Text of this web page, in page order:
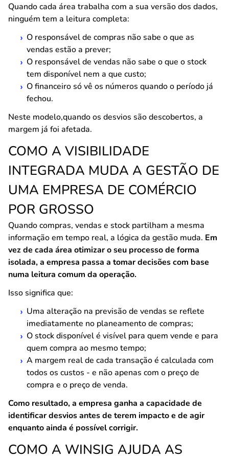
Quando cada área trabalha com a sua versão dos dados,
ninguém tem a leitura completa:
O responsável de compras não sabe o que as
vendas estão a prever;
O responsável de vendas não sabe o que o stock
tem disponível nem a que custo;
O financeiro só vê os números quando o período já
fechou.
Neste modelo,quando os desvios são descobertos, a
margem já foi afetada.
COMO A VISIBILIDADE
INTEGRADA MUDA A GESTÃO DE
UMA EMPRESA DE COMÉRCIO
POR GROSSO
Quando compras, vendas e stock partilham a mesma
informação em tempo real, a lógica da gestão muda. Em
vez de cada área otimizar o seu processo de forma
isolada, a empresa passa a tomar decisões com base
numa leitura comum da operação.
Isso significa que:
Uma alteração na previsão de vendas se reflete
imediatamente no planeamento de compras;
O stock disponível é visível para quem vende e para
quem compra ao mesmo tempo;
A margem real de cada transação é calculada com
todos os custos - e não apenas com o preço de
compra e o preço de venda.
Como resultado, a empresa ganha a capacidade de
identificar desvios antes de terem impacto e de agir
enquanto ainda é possível corrigir.
COMO A WINSIG AJUDA AS